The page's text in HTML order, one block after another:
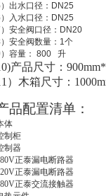
）出水口径： DN25
）入水口径： DN25
）安全阀口径： DN20
）安全阀数量： 1个
）容量： 800 升
产品尺寸：
）木箱尺寸：
品配置清单：
体
制柜
制器
正泰漏电断路器
正泰漏电断路器
正泰交流接触器